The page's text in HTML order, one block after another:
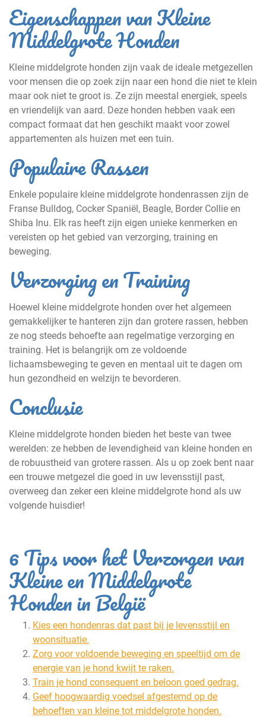
Eigenschappen van Kleine
Middelgrote Honden
Kleine middelgrote honden zijn vaak de ideale metgezellen
voor mensen die op zoek zijn naar een hond die niet te klein
maar ook niet te groot is. Ze zijn meestal energiek, speels
en vriendelijk van aard. Deze honden hebben vaak een
compact formaat dat hen geschikt maakt voor zowel
appartementen als huizen met een tuin.
Populaire Rassen
Enkele populaire kleine middelgrote hondenrassen zijn de
Franse Bulldog, Cocker Spaniël, Beagle, Border Collie en
Shiba Inu. Elk ras heeft zijn eigen unieke kenmerken en
vereisten op het gebied van verzorging, training en
beweging.
Verzorging en Training
Hoewel kleine middelgrote honden over het algemeen
gemakkelijker te hanteren zijn dan grotere rassen, hebben
ze nog steeds behoefte aan regelmatige verzorging en
training. Het is belangrijk om ze voldoende
lichaamsbeweging te geven en mentaal uit te dagen om
hun gezondheid en welzijn te bevorderen.
Conclusie
Kleine middelgrote honden bieden het beste van twee
werelden: ze hebben de levendigheid van kleine honden en
de robuustheid van grotere rassen. Als u op zoek bent naar
een trouwe metgezel die goed in uw levensstijl past,
overweeg dan zeker een kleine middelgrote hond als uw
volgende huisdier!
6 Tips voor het Verzorgen van
Kleine en Middelgrote
Honden in België
Kies een hondenras dat past bij je levensstijl en
woonsituatie.
Zorg voor voldoende beweging en speeltijd om de
energie van je hond kwijt te raken.
Train je hond consequent en beloon goed gedrag.
Geef hoogwaardig voedsel afgestemd op de
behoeften van kleine tot middelgrote honden.